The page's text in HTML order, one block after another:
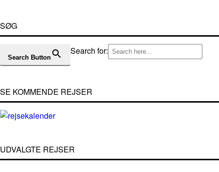
SØG
Search for:
Search Button
SE KOMMENDE REJSER
UDVALGTE REJSER